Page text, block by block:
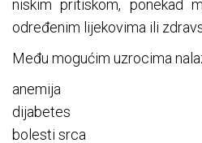
niskim pritiskom, ponekad
određenim lijekovima ili
Među mogućim uzrocima
anemija
dijabetes
bolesti srca